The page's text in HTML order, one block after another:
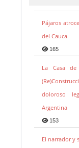
Pájaros
del Cauca
165
La Casa
doloroso
Argentina
153
El narrador y